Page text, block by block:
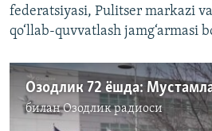
federatsiyasi, Pulitser markazi
qo‘llab-quvvatlash jamg‘armasi
биланОзодлик радиоси